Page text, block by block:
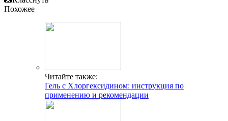
Похожее
Читайте также:
Гель с Хлоргексидином: инструкция по
применению и рекомендации